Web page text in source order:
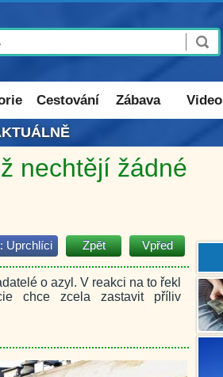
Cestování Zábava Video
nechtějí žádné
Uprchlíci Zpět Vpřed
o azyl. V reakci na to řekl
chce zcela zastavit příliv